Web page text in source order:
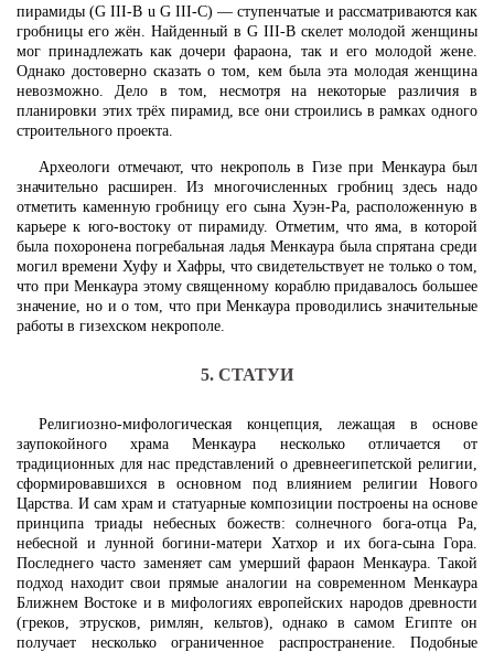
пирамиды (G III-B u G III-C) — ступенчатые и рассматриваются как
гробницы его жён. Найденный в G III-B скелет молодой женщины
мог принадлежать как дочери фараона, так и его молодой жене.
Однако достоверно сказать о том, кем была эта молодая женщина
невозможно. Дело в том, несмотря на некоторые различия в
планировки этих трёх пирамид, все они строились в рамках одного
строительного проекта.
Археологи отмечают, что некрополь в Гизе при Менкаура был
значительно расширен. Из многочисленных гробниц здесь надо
отметить каменную гробницу его сына Хуэн-Ра, расположенную в
карьере к юго-востоку от пирамиду. Отметим, что яма, в которой
была похоронена погребальная ладья Менкаура была спрятана среди
могил времени Хуфу и Хафры, что свидетельствует не только о том,
что при Менкаура этому священному кораблю придавалось большее
значение, но и о том, что при Менкаура проводились значительные
работы в гизехском некрополе.
5. СТАТУИ
Религиозно-мифологическая концепция, лежащая в основе
заупокойного храма Менкаура несколько отличается от
традиционных для нас представлений о древнеегипетской религии,
сформировавшихся в основном под влиянием религии Нового
Царства. И сам храм и статуарные композиции построены на основе
принципа триады небесных божеств: солнечного бога-отца Ра,
небесной и лунной богини-матери Хатхор и их бога-сына Гора.
Последнего часто заменяет сам умерший фараон Менкаура. Такой
подход находит свои прямые аналогии на современном Менкаура
Ближнем Востоке и в мифологиях европейских народов древности
(греков, этрусков, римлян, кельтов), однако в самом Египте он
получает несколько ограниченное распространение. Подобные